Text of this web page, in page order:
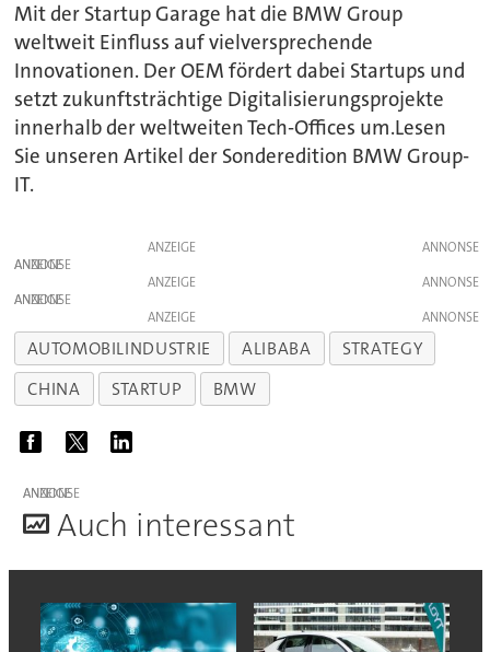
Mit der Startup Garage hat die BMW Group
weltweit Einfluss auf vielversprechende
Innovationen. Der OEM fördert dabei Startups und
setzt zukunftsträchtige Digitalisierungsprojekte
innerhalb der weltweiten Tech-Offices um.Lesen
Sie unseren Artikel der Sonderedition BMW Group-
IT.
ANZEIGE
ANZEIGE
ANZEIGE
ANZEIGE
ANZEIGE
AUTOMOBILINDUSTRIE ALIBABA
STRATEGY
CHINA
STARTUP BMW
ANZEIGE
Auch interessant